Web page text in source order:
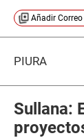
Añadir Correo
PIURA
Sullana: